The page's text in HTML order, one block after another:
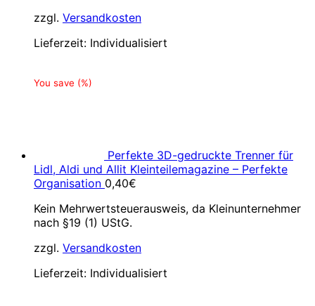
zzgl. Versandkosten
Lieferzeit: Individualisiert
You save (%)
Perfekte 3D-gedruckte Trenner für
Lidl, Aldi und Allit Kleinteilemagazine – Perfekte
Organisation 0,40€
Kein Mehrwertsteuerausweis, da Kleinunternehmer
nach §19 (1) UStG.
zzgl. Versandkosten
Lieferzeit: Individualisiert